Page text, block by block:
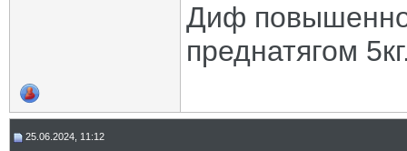
Диф
преднатягом
25.06.2024, 11:12